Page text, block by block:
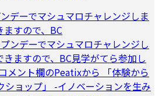
デーでマシュマロチャレンジしま
ますので、BC